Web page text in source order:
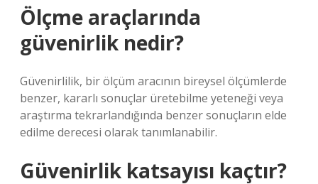
Ölçme araçlarında
güvenirlik nedir?
Güvenirlilik, bir ölçüm aracının bireysel ölçümlerde
benzer, kararlı sonuçlar üretebilme yeteneği veya
araştırma tekrarlandığında benzer sonuçların elde
edilme derecesi olarak tanımlanabilir.
Güvenirlik katsayısı kaçtır?